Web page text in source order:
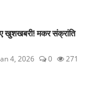
खुशखबरी! मकर संक्रांति
4, 2026 0 271